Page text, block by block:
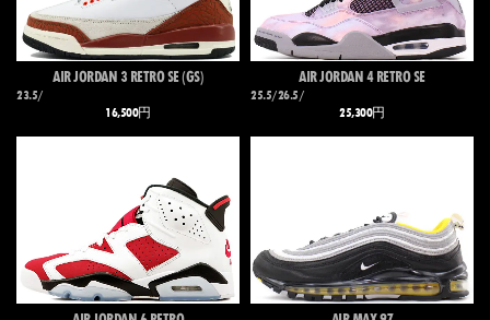
AIR JORDAN 3 RETRO SE (GS)
23.5/
16,500円
AIR JORDAN 4 RETRO SE
25.5/26.5/
25,300円